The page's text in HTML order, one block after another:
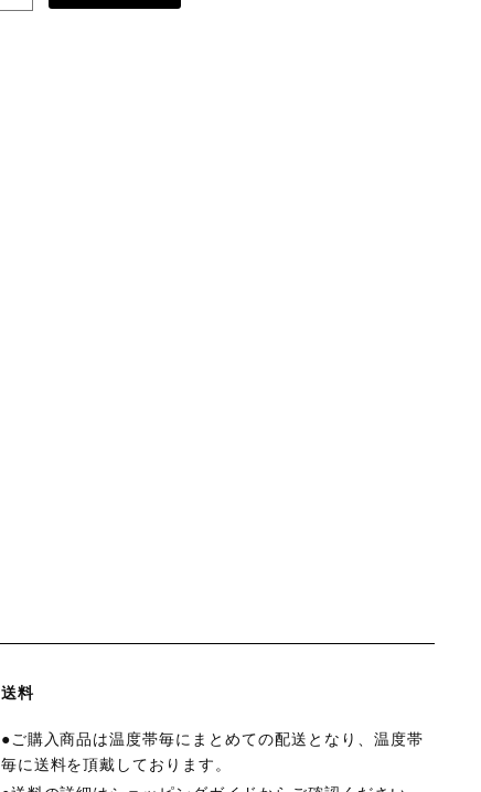
送料
●ご購入商品は温度帯毎にまとめての配送となり、温度帯
毎に送料を頂戴しております。